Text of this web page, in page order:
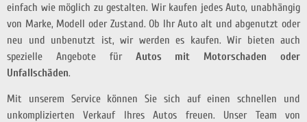
einfach wie möglich zu gestalten. Wir kaufen jedes Auto, unabhängig
von Marke, Modell oder Zustand. Ob Ihr Auto alt und abgenutzt oder
neu und unbenutzt ist, wir werden es kaufen. Wir bieten auch
spezielle Angebote für Autos mit Motorschaden oder
Unfallschäden.
Mit unserem Service können Sie sich auf einen schnellen und
unkomplizierten Verkauf Ihres Autos freuen. Unser Team von